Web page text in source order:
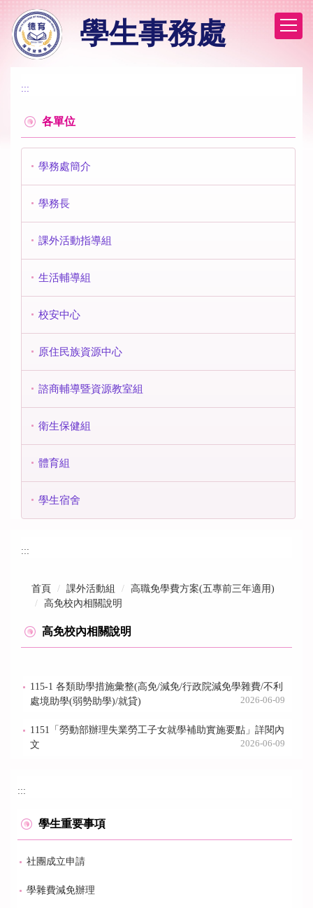
到
主
學生事務處
:::
各單位
學務處簡介
學務長
課外活動指導組
生活輔導組
校安中心
原住民族資源中心
諮商輔導暨資源教室組
衛生保健組
體育組
學生宿舍
:::
首頁 課外活動組
高職免學費方案(五專前三年適用)
高免校內相關說明
高免校內相關說明
115-1 各類助學措施彙整(高免/減免/行政院減免學雜費/不利
處境助學(弱勢助學)/就貸)
2026-06-09
1151「勞動部辦理失業勞工子女就學補助實施要點」詳閱內
文
2026-06-09
:::
學生重要事項
社團成立申請
學雜費減免辦理